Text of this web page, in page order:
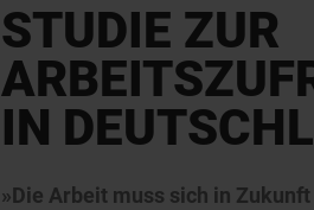
STUDIE ZUR
IN
»Die Arbeit muss sich in